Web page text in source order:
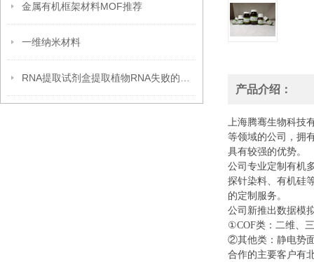
金属有机框架材料MOF推荐
一维纳米材料
产品介绍：
上海腾骞生物科技
等领域的公司，拥
具有较强的优势。
公司专业定制有机
探针染料、有机硅
的定制服务。
公司新推出数据模
①COF类：二维、
②其他类：静电势
合作的主要客户有